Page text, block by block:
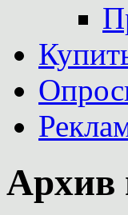
Архив